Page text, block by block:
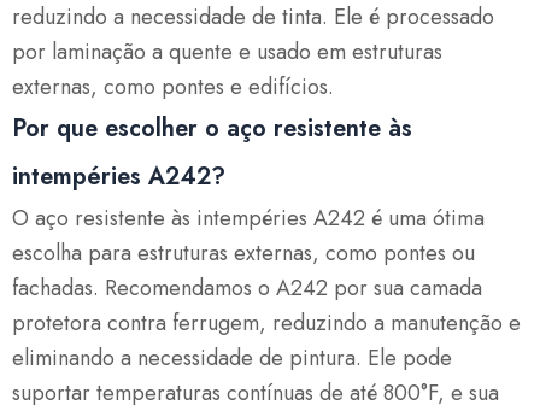
reduzindo a necessidade de tinta. Ele é processado
por laminação a quente e usado em estruturas
externas, como pontes e edifícios.
Por que escolher o aço resistente às
intempéries A242?
O aço resistente às intempéries A242 é uma ótima
escolha para estruturas externas, como pontes ou
fachadas. Recomendamos o A242 por sua camada
protetora contra ferrugem, reduzindo a manutenção e
eliminando a necessidade de pintura. Ele pode
suportar temperaturas contínuas de até 800°F, e sua